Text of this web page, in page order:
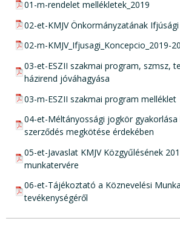
pdf csatolmány:
01-m-rendelet mellékletek_2019
pdf csatolmány:
02-et-KMJV Önkormányzatának
pdf csatolmány:
02-m-KMJV_Ifjusagi_Koncepcio_2019-
pdf csatolmány:
03-et-ESZII szakmai program, szmsz,
házirend jóváhagyása
pdf csatolmány:
03-m-ESZII szakmai program melléklet
pdf csatolmány:
04-et-Méltányossági jogkör gyakorlása
szerződés megkötése érdekében
pdf csatolmány:
05-et-Javaslat KMJV Közgyűlésének
munkatervére
pdf csatolmány:
06-et-Tájékoztató a Köznevelési
tevékenységéről